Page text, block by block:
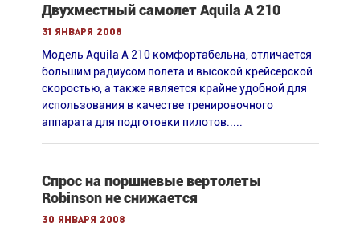
Двухместный самолет Aquila A 210
31 января 2008
Модель Aquila A 210 комфортабельна, отличается
большим радиусом полета и высокой крейсерской
скоростью, а также является крайне удобной для
использования в качестве тренировочного
аппарата для подготовки пилотов.....
Спрос на поршневые вертолеты
Robinson не снижается
30 января 2008